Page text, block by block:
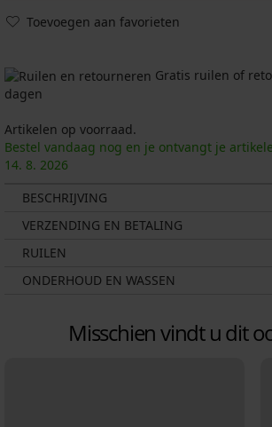
Toevoegen aan favorieten
Gratis ruilen of
dagen
Artikelen op voorraad.
Bestel vandaag nog en je ontvangt je
14. 8. 2026
BESCHRIJVING
VERZENDING EN BETALING
RUILEN
ONDERHOUD EN WASSEN
Misschien vindt u dit